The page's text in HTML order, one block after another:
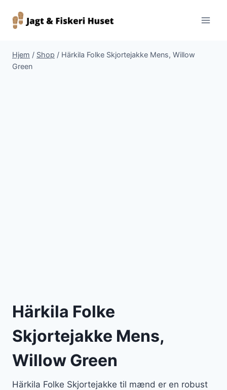
Hjem / Shop / Härkila Folke Skjortejakke Mens, Willow
Green
Härkila Folke
Skjortejakke Mens,
Willow Green
Härkila Folke Skjortejakke til mænd er en robust